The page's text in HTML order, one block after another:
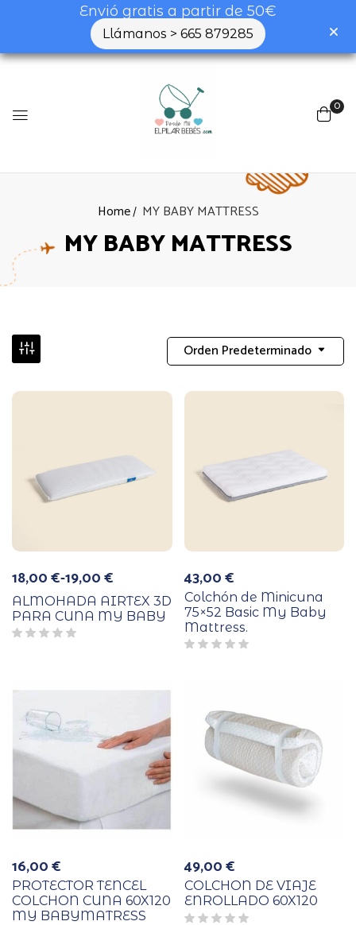
Envió gratis a partir de 50€
Llámanos > 665 879285
0
Home MY BABY MATTRESS
MY BABY MATTRESS
Orden Predeterminado
18,00€-19,00€
Rango
de
precios:
desde
18,00 €
ALMOHADA AIRTEX 3D
PARA CUNA MY BABY
43,00€
Colchón de Minicuna
75×52 Basic My Baby
Mattress.
16,00€
PROTECTOR TENCEL
COLCHON CUNA 60X120
MY BABYMATRESS
49,00€
COLCHON DE VIAJE
ENROLLADO 60X120